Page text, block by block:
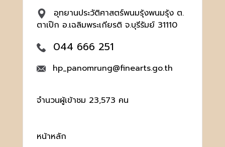
อุทยานประวัติศาสตร์พนมรุ้งพนมรุ้ง ต.
ตาเป๊ก อ.เฉลิมพระเกียรติ จ.บุรีรัมย์ 31110
044 666 251
hp_panomrung@finearts.go.th
จำนวนผู้เข้าชม 23,573 คน
หน้าหลัก